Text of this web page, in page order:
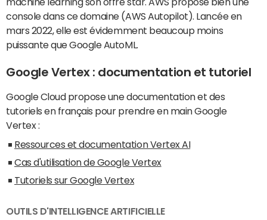
machine learning son offre star. AWS propose bien une
console dans ce domaine (AWS Autopilot). Lancée en
mars 2022, elle est évidemment beaucoup moins
puissante que Google AutoML.
Google Vertex : documentation et tutoriel
Google Cloud propose une documentation et des
tutoriels en français pour prendre en main Google
Vertex :
Ressources et documentation Vertex AI
Cas d'utilisation de Google Vertex
Tutoriels sur Google Vertex
OUTILS D'INTELLIGENCE ARTIFICIELLE